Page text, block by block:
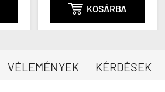
 KOSÁRBA
VÉLEMÉNYEK KÉRDÉSEK